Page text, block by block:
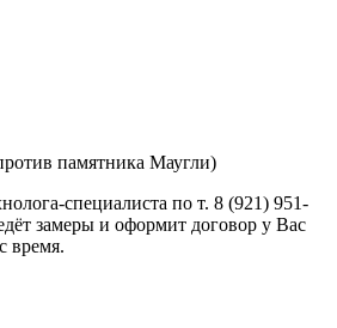
памятника Маугли)
специалиста по т. 8 (921) 951-
замеры и оформит договор у Вас
время.